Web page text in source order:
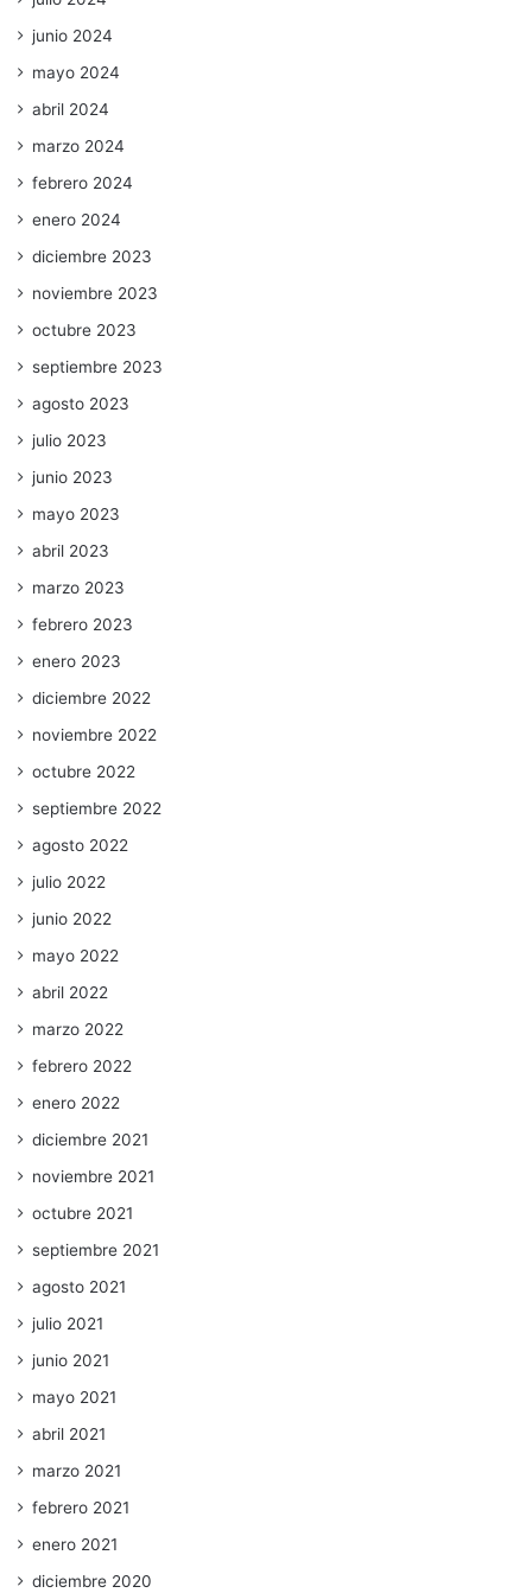
junio 2024
mayo 2024
abril 2024
marzo 2024
febrero 2024
enero 2024
diciembre 2023
noviembre 2023
octubre 2023
septiembre 2023
agosto 2023
julio 2023
junio 2023
mayo 2023
abril 2023
marzo 2023
febrero 2023
enero 2023
diciembre 2022
noviembre 2022
octubre 2022
septiembre 2022
agosto 2022
julio 2022
junio 2022
mayo 2022
abril 2022
marzo 2022
febrero 2022
enero 2022
diciembre 2021
noviembre 2021
octubre 2021
septiembre 2021
agosto 2021
julio 2021
junio 2021
mayo 2021
abril 2021
marzo 2021
febrero 2021
enero 2021
diciembre 2020